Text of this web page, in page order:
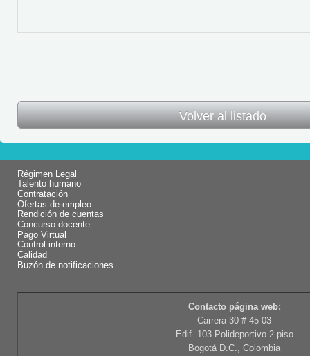
Volver al listado
Régimen Legal
Talento humano
Contratación
Ofertas de empleo
Rendición de cuentas
Concurso docente
Pago Virtual
Control interno
Calidad
Buzón de notificaciones
Contacto página web:
Carrera 30 # 45-03
Edif. 103 Polideportivo 2 piso
Bogotá D.C., Colombia